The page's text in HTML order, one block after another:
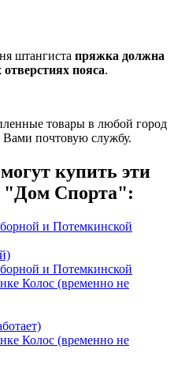
штангиста пряжка должна
отверстиях пояса.
товары в любой город
почтовую службу.
купить эти
"Дом Спорта":